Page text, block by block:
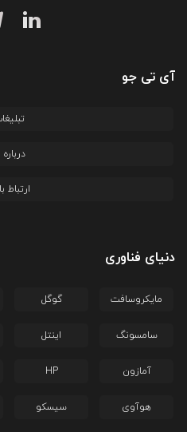
آی تی جو
درباره
ارتباط
دنیای فناوری
مایکروسافت گوگل
سامسونگ اینتل
آمازون HP
هوآوی سیسکو